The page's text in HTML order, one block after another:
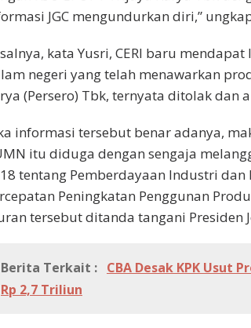
JGC mengundurkan diri,”
kata Yusri, CERI baru
negeri yang telah menawarkan
(Persero) Tbk, ternyata ditolak
informasi tersebut benar adanya,
itu diduga dengan sengaja
tentang Pemberdayaan Industri
Peningkatan Penggunan
tersebut ditanda tangani Presiden
Berita Terkait : CBA Desak KPK Usut
Rp 2,7 Triliun